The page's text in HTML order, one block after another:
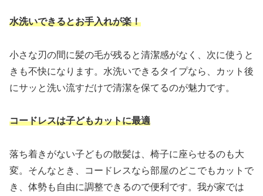
水洗いできるとお手入れが楽！
小さな刃の間に髪の毛が残ると清潔感がなく、次に使うと
きも不快になります。水洗いできるタイプなら、カット後
にサッと洗い流すだけで清潔を保てるのが魅力です。
コードレスは子どもカットに最適
落ち着きがない子どもの散髪は、椅子に座らせるのも大
変。そんなとき、コードレスなら部屋のどこでもカットで
き、体勢も自由に調整できるので便利です。我が家では